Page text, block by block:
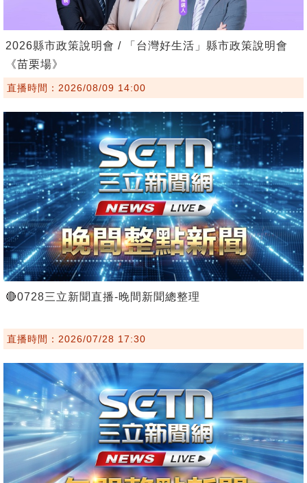
2026縣市政策說明會 / 「台灣好生活」縣市政策說明會
《苗栗場》
直播時間：2026/08/09 14:00
🔴0728三立新聞直播-晚間新聞總整理
直播時間：2026/07/28 17:30